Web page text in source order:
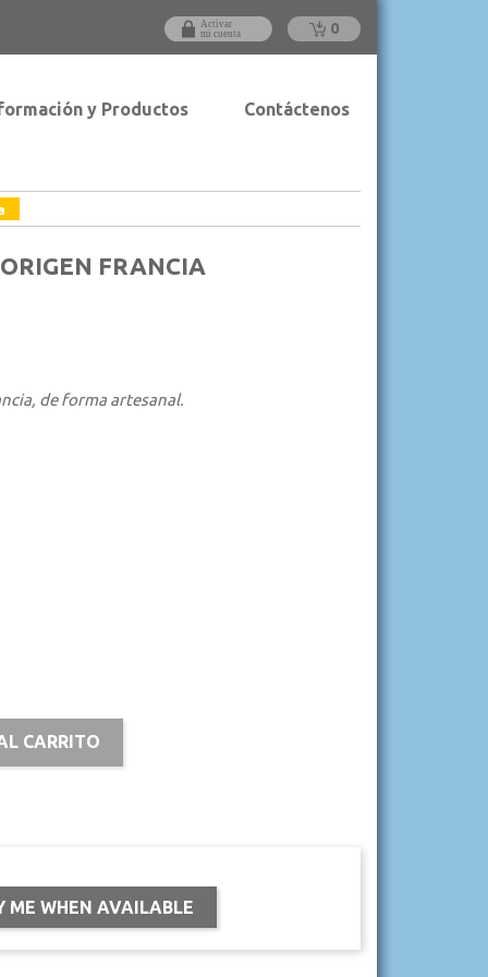
0
y Productos Contáctenos
FRANCIA
de forma artesanal.
CARRITO
ME WHEN AVAILABLE